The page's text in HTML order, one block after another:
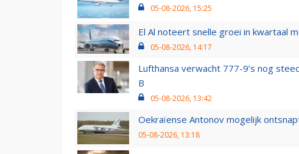
05-08-2026, 15:25
El Al noteert snelle groei in kwartaal
05-08-2026, 14:17
Lufthansa verwacht 777-9’s nog
B
05-08-2026, 13:42
Oekraïense Antonov mogelijk
05-08-2026, 13:18